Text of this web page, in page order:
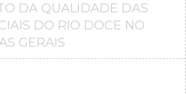
DA QUALIDADE DAS
DO RIO DOCE NO
GERAIS